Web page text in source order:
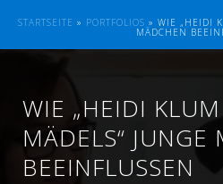
STARTSEITE » PORTFOLIOS » WIE „HEIDI
MÄDCHEN
WIE „HEIDI
MÄDELS“ JUNGE
BEEINFLUSSEN